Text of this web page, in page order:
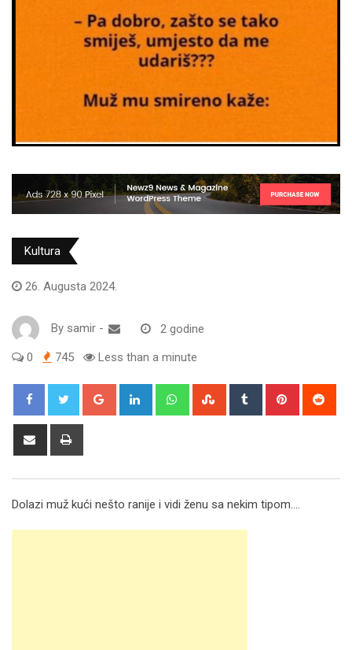
Kultura
26. Augusta 2024.
By samir - 2 godine
0 745 Less than a minute
Google+ LinkedIn WhatsappStumbleUpon
Tumblr Pinterest
Share
Dolazi muž kući nešto ranije i vidi ženu sa nekim tipom….